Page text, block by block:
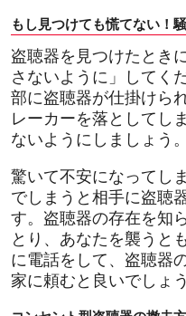
もし見つけても慌てない！
盗聴器を見つけたとき
さないように」してく
部に盗聴器が仕掛けら
レーカーを落としてし
ないようにしましょう。
驚いて不安になってし
でしまうと相手に盗聴
す。盗聴器の存在を知
とり、あなたを襲うと
に電話をして、盗聴器
家に頼むと良いでしょう